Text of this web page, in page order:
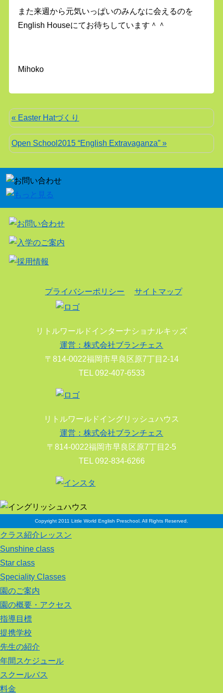
また来週から元気いっぱいのみんなに会えるのを
English Houseにてお待ちしています＾＾
Mihoko
« Easter Hatづくり
Open School2015 “English Extravaganza” »
プライバシーポリシー サイトマップ
リトルワールドインターナショナルキッズ
運営：株式会社ブランチェス
〒814-0022福岡市早良区原7丁目2-14
TEL 092-407-6533
リトルワールドイングリッシュハウス
運営：株式会社ブランチェス
〒814-0022福岡市早良区原7丁目2-5
TEL 092-834-6266
Copyright 2011 Little World English Preschool. All Rights Reserved.
クラス紹介レッスン
Sunshine class
Star class
Speciality Classes
園のご案内
園の概要・アクセス
指導目標
提携学校
先生の紹介
年間スケジュール
スクールバス
料金